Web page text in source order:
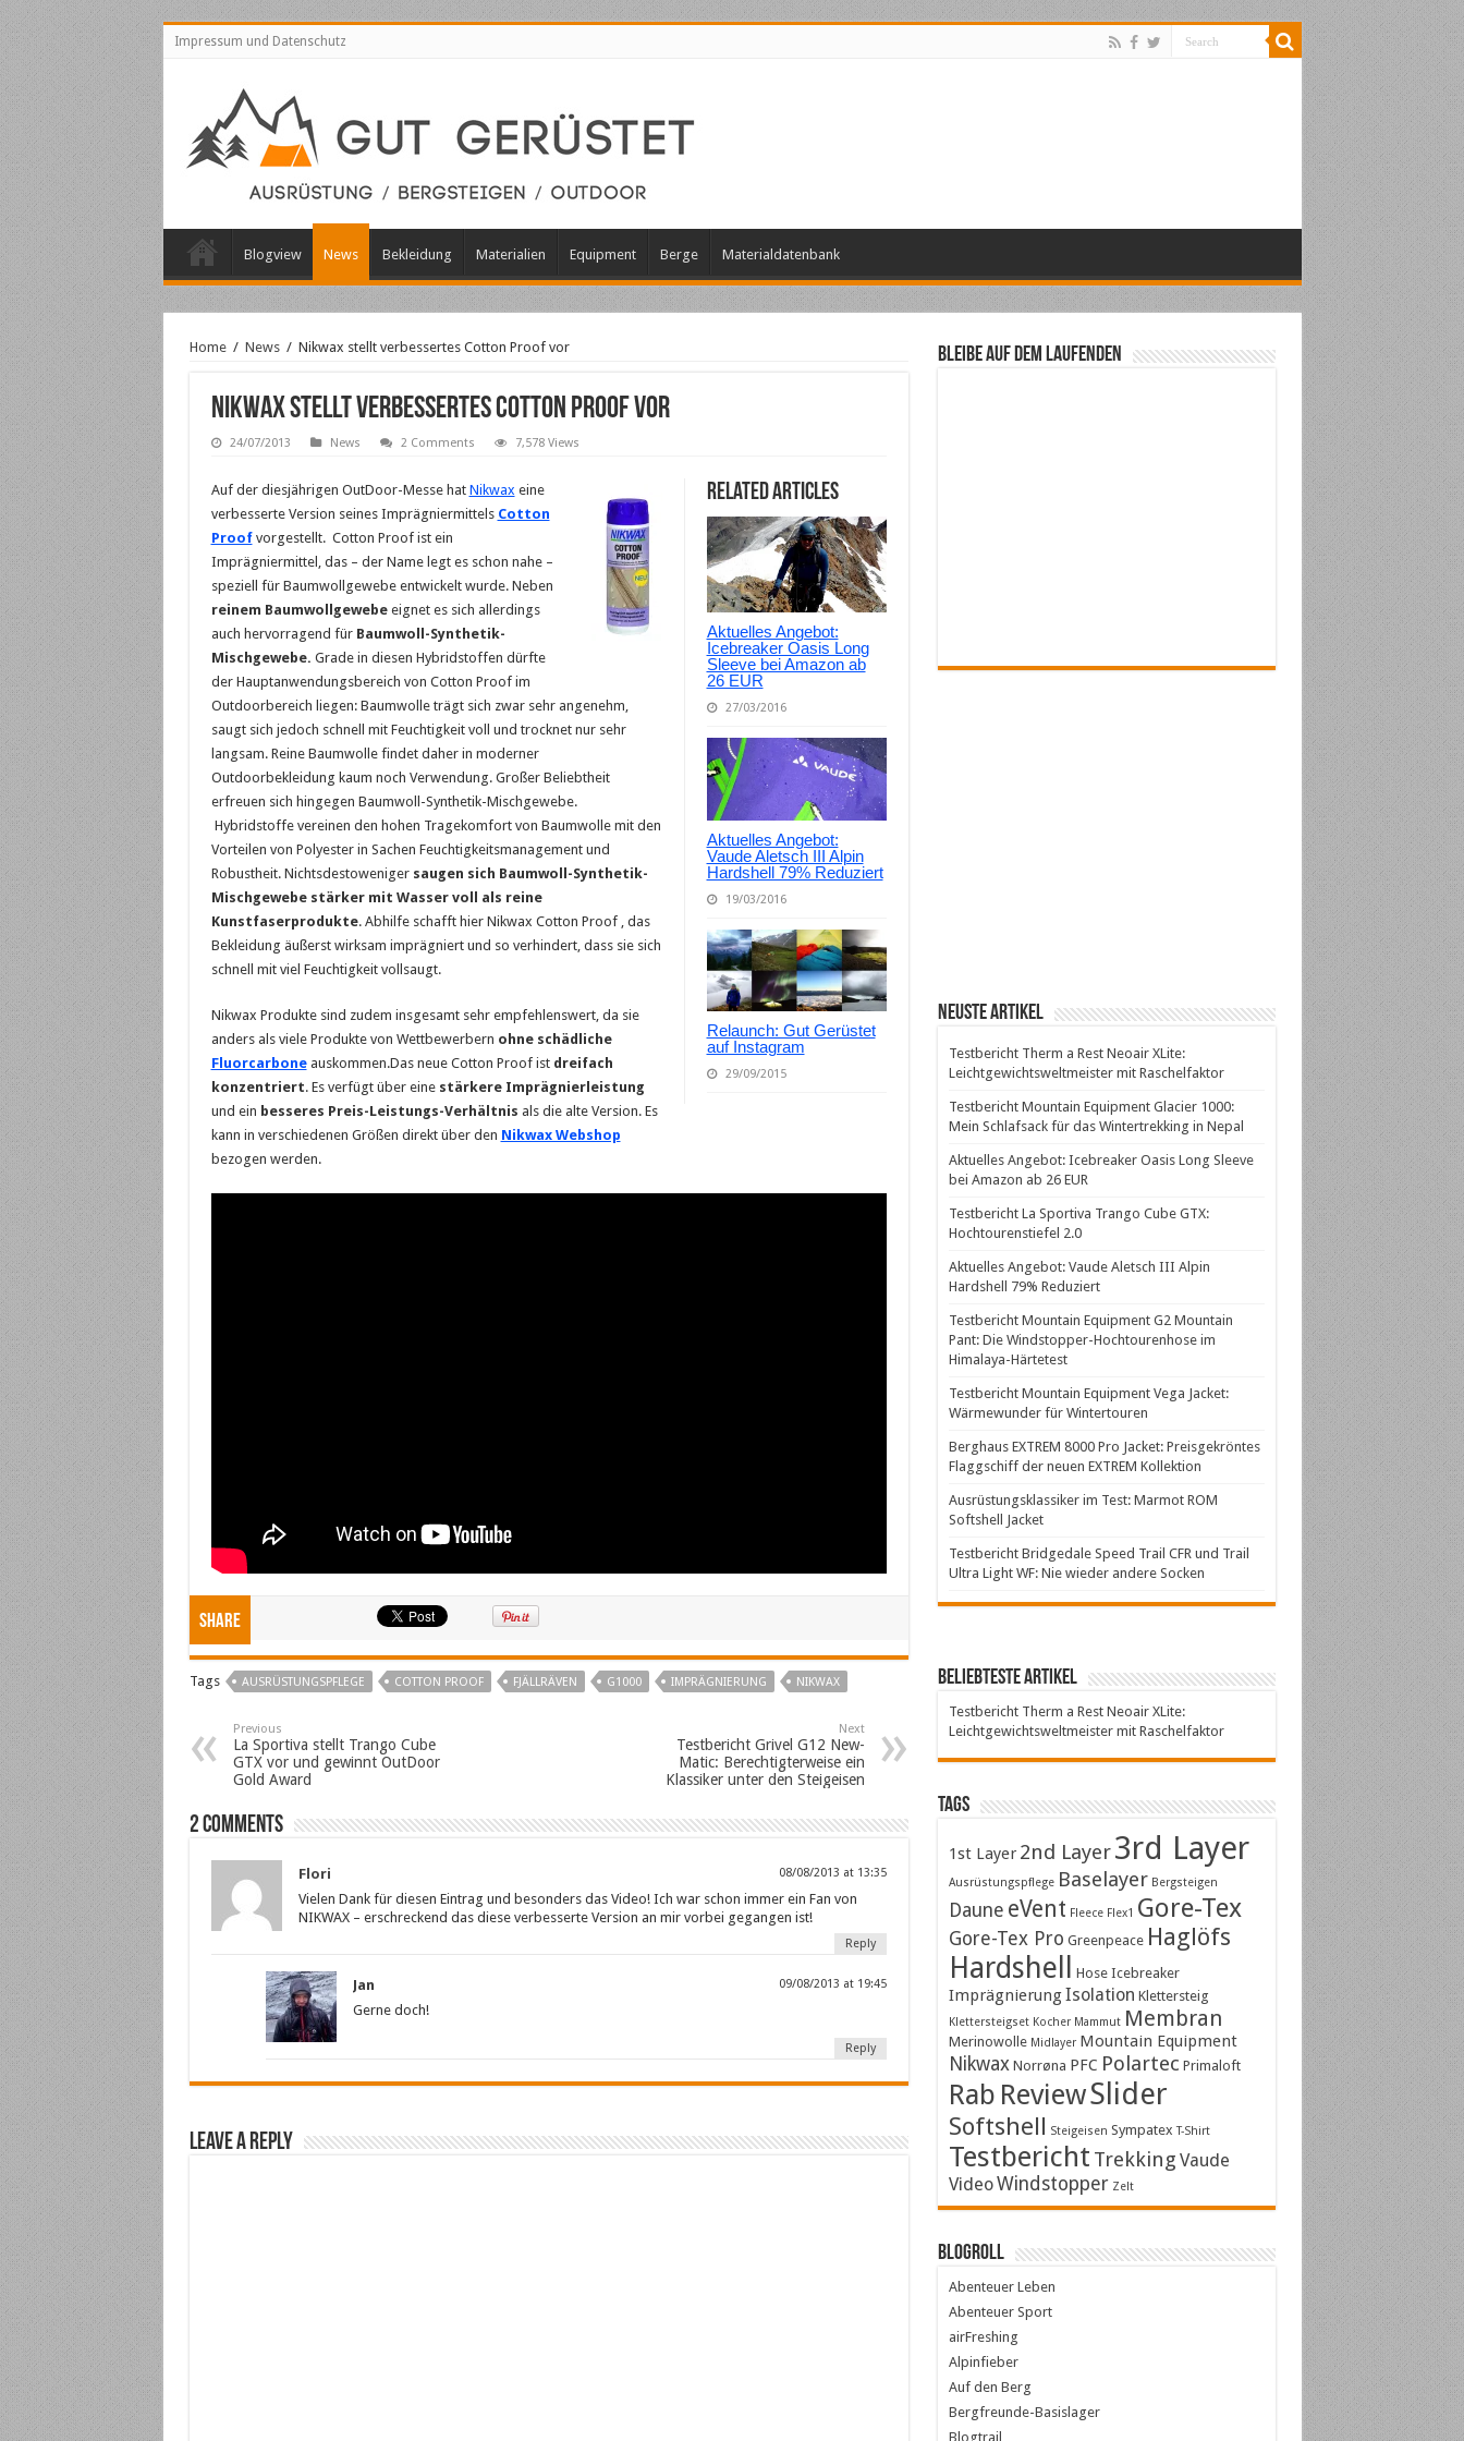
Impressum und Datenschutz
Blogview News Bekleidung Materialien Equipment Berge Materialdatenbank
Home / News / Nikwax stellt verbessertes Cotton Proof vor
Nikwax stellt verbessertes Cotton Proof vor
24/07/2013 News 2 Comments 7,578 Views
Related Articles
Aktuelles Angebot:
Icebreaker Oasis Long
Sleeve bei Amazon ab
26 EUR
27/03/2016
Aktuelles Angebot:
Vaude Aletsch III Alpin
Hardshell 79% Reduziert
19/03/2016
Relaunch: Gut Gerüstet
auf Instagram
29/09/2015
Auf der diesjährigen OutDoor-Messe hat Nikwax eine
verbesserte Version seines Imprägniermittels Cotton
Proofvorgestellt. Cotton Proof ist ein
Imprägniermittel, das – der Name legt es schon nahe –
speziell für Baumwollgewebe entwickelt wurde. Neben
reinem Baumwollgewebeeignet es sich allerdings
auch hervorragend für Baumwoll-Synthetik-
Mischgewebe. Grade in diesen Hybridstoffen dürfte
der Hauptanwendungsbereich von Cotton Proof im
Outdoorbereich liegen: Baumwolle trägt sich zwar sehr angenehm,
saugt sich jedoch schnell mit Feuchtigkeit voll und trocknet nur sehr
langsam. Reine Baumwolle findet daher in moderner
Outdoorbekleidung kaum noch Verwendung. Großer Beliebtheit
erfreuen sich hingegen Baumwoll-Synthetik-Mischgewebe.
Hybridstoffe vereinen den hohen Tragekomfort von Baumwolle mit den
Vorteilen von Polyester in Sachen Feuchtigkeitsmanagement und
Robustheit. Nichtsdestoweniger saugen sich Baumwoll-Synthetik-
Mischgewebe stärker mit Wasser voll als reine
Kunstfaserprodukte. Abhilfe schafft hier Nikwax Cotton Proof , das
Bekleidung äußerst wirksam imprägniert und so verhindert, dass sie sich
schnell mit viel Feuchtigkeit vollsaugt.
Nikwax Produkte sind zudem insgesamt sehr empfehlenswert, da sie
anders als viele Produkte von Wettbewerbern ohne schädliche
Fluorcarboneauskommen.Das neue Cotton Proof ist dreifach
konzentriert. Es verfügt über eine stärkere Imprägnierleistung
und ein besseres Preis-Leistungs-Verhältnis als die alte Version. Es
kann in verschiedenen Größen direkt über den Nikwax Webshop
bezogen werden.
Share
Tags AUSRÜSTUNGSPFLEGE COTTON PROOF FJÄLLRÄVEN G1000 IMPRÄGNIERUNG NIKWAX
Previous
La Sportiva stellt Trango Cube
GTX vor und gewinnt OutDoor
Gold Award
Next
Testbericht Grivel G12 New-
Matic: Berechtigterweise ein
Klassiker unter den Steigeisen
2 comments
Flori 08/08/2013 at 13:35
Vielen Dank für diesen Eintrag und besonders das Video! Ich war schon immer ein Fan von
NIKWAX – erschreckend das diese verbesserte Version an mir vorbei gegangen ist!
Reply
Jan 09/08/2013 at 19:45
Gerne doch!
Reply
Leave a Reply
Bleibe auf dem Laufenden
Neuste Artikel
Testbericht Therm a Rest Neoair XLite:
Leichtgewichtsweltmeister mit Raschelfaktor
Testbericht Mountain Equipment Glacier 1000:
Mein Schlafsack für das Wintertrekking in Nepal
Aktuelles Angebot: Icebreaker Oasis Long Sleeve
bei Amazon ab 26 EUR
Testbericht La Sportiva Trango Cube GTX:
Hochtourenstiefel 2.0
Aktuelles Angebot: Vaude Aletsch III Alpin
Hardshell 79% Reduziert
Testbericht Mountain Equipment G2 Mountain
Pant: Die Windstopper-Hochtourenhose im
Himalaya-Härtetest
Testbericht Mountain Equipment Vega Jacket:
Wärmewunder für Wintertouren
Berghaus EXTREM 8000 Pro Jacket: Preisgekröntes
Flaggschiff der neuen EXTREM Kollektion
Ausrüstungsklassiker im Test: Marmot ROM
Softshell Jacket
Testbericht Bridgedale Speed Trail CFR und Trail
Ultra Light WF: Nie wieder andere Socken
Beliebteste Artikel
Testbericht Therm a Rest Neoair XLite:
Leichtgewichtsweltmeister mit Raschelfaktor
Tags
1st Layer 2nd Layer3rd Layer
Ausrüstungspflege Baselayer Bergsteigen
Daune eVent Fleece Flex1 Gore-Tex
Gore-Tex Pro Greenpeace Haglöfs
Hardshell Hose Icebreaker
ImprägnierungIsolation Klettersteig
Klettersteigset Kocher Mammut Membran
Merinowolle Midlayer Mountain Equipment
Nikwax Norrøna PFC Polartec Primaloft
Rab ReviewSlider
Softshell Steigeisen Sympatex T-Shirt
Testbericht Trekking Vaude
VideoWindstopper Zelt
Blogroll
Abenteuer Leben
Abenteuer Sport
airFreshing
Alpinfieber
Auf den Berg
Bergfreunde-Basislager
Blogtrail